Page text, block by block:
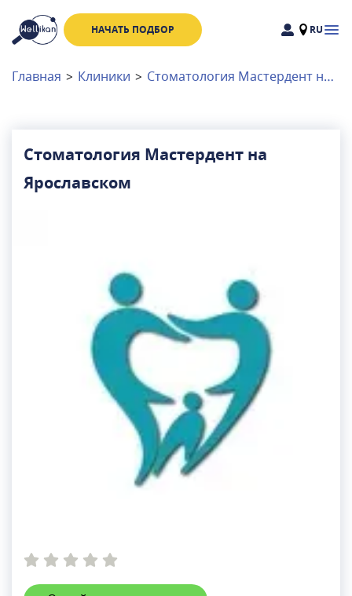
НАЧАТЬ ПОДБОР RU
Доктора
Клиники
Главная > Клиники > Стоматология Мастердент на Ярославском
Стоматология Мастердент на
Ярославском